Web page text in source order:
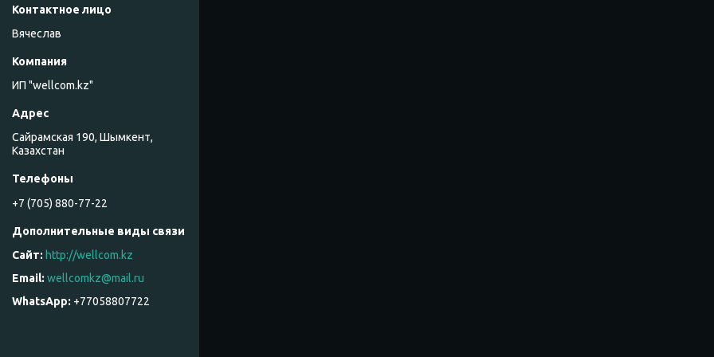
Вячеслав
ИП "wellcom.kz"
Сайрамская 190, Шымкент,
Казахстан
+7 (705) 880-77-22
http://wellcom.kz
wellcomkz@mail.ru
+77058807722